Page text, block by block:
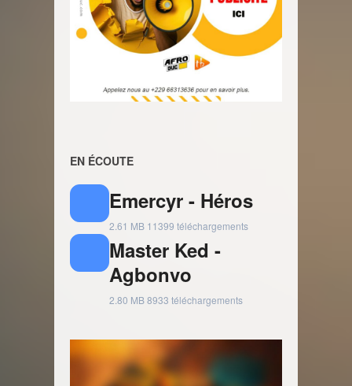
EN ÉCOUTE
Emercyr - Héros
2.61 MB 11399 téléchargements
Master Ked -
Agbonvo
2.80 MB8933 téléchargements